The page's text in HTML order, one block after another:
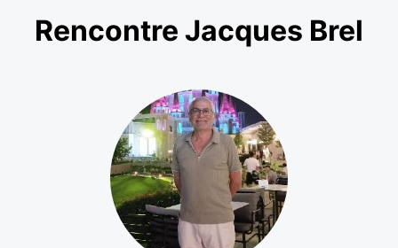
Rencontre Jacques Brel